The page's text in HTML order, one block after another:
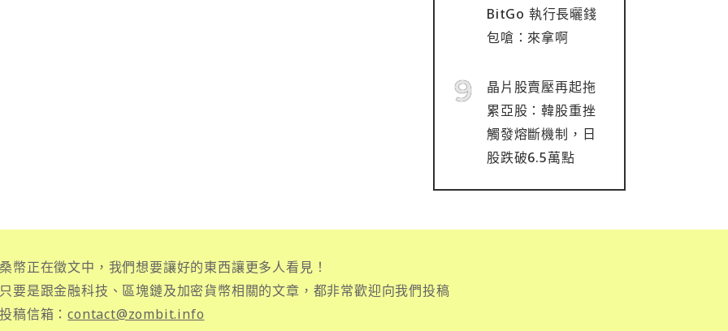
BitGo 執行長曬錢
包嗆：來拿啊
晶片股賣壓再起拖
累亞股：韓股重挫
觸發熔斷機制，日
股跌破6.5萬點
桑幣正在徵文中，我們想要讓好的東西讓更多人看見！
只要是跟金融科技、區塊鏈及加密貨幣相關的文章，都非常歡迎向我們投稿
投稿信箱：contact@zombit.info